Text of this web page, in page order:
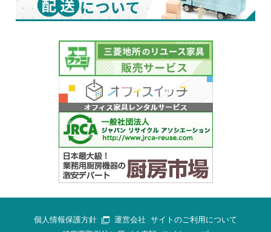
個人情報保護方針 運営会社 サイトのご利用について